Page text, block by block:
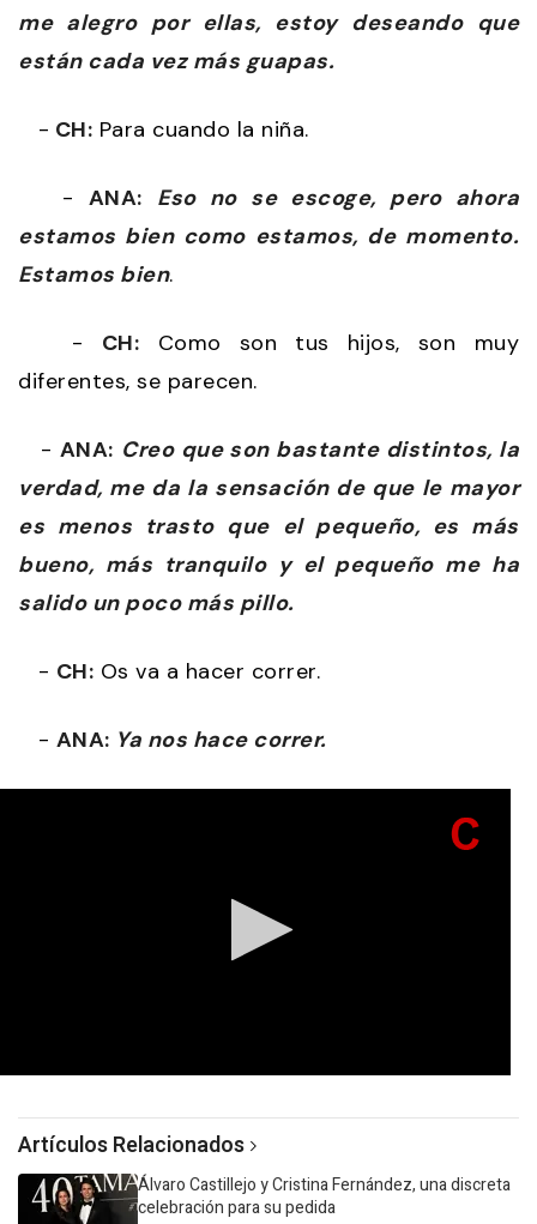
me alegro por ellas, estoy deseando que
están cada vez más guapas.
- CH: Para cuando la niña.
- ANA: Eso no se escoge, pero ahora
estamos bien como estamos, de momento.
Estamos bien.
- CH: Como son tus hijos, son muy
diferentes, se parecen.
- ANA: Creo que son bastante distintos, la
verdad, me da la sensación de que le mayor
es menos trasto que el pequeño, es más
bueno, más tranquilo y el pequeño me ha
salido un poco más pillo.
- CH: Os va a hacer correr.
- ANA: Ya nos hace correr.
29
seconds
Artículos Relacionados
Álvaro Castillejo y Cristina Fernández, una discreta
celebración para su pedida